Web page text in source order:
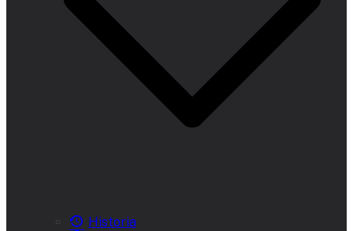
Historia